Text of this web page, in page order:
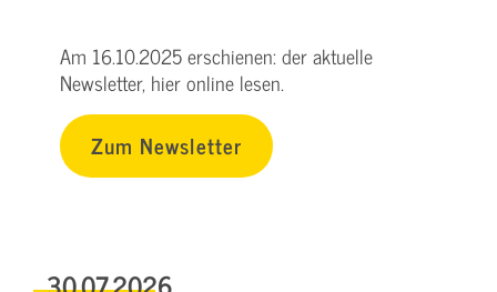
Am 16.10.2025 erschienen: der aktuelle
Newsletter, hier online lesen.
Zum Newsletter